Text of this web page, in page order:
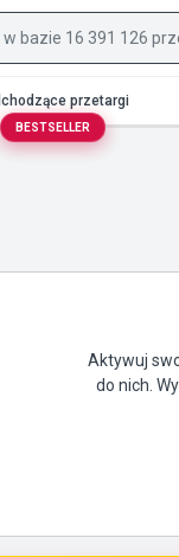
przetargi
BESTSELLER
Aktywuj
do nich.